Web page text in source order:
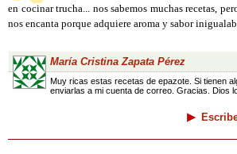
en cocinar trucha... nos sabemos muchas recetas,
nos encanta porque adquiere aroma y sabor
María Cristina Zapata Pérez
Muy ricas estas recetas de epazote. Si tienen
enviarlas a mi cuenta de correo. Gracias. Dios